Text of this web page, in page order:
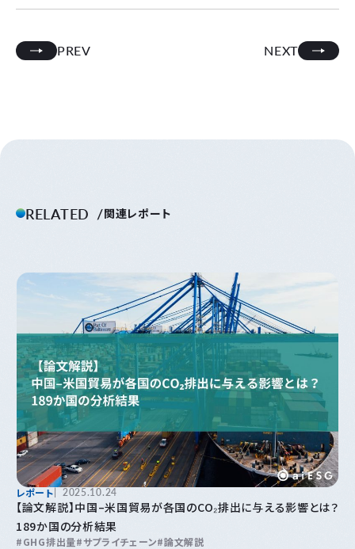
PREV NEXT
RELATED 関連レポート
レポート 2025.10.24
【論文解説】中国–米国貿易が各国のCO₂排出に与える影響とは？
189か国の分析結果
GHG排出量 サプライチェーン 論文解説